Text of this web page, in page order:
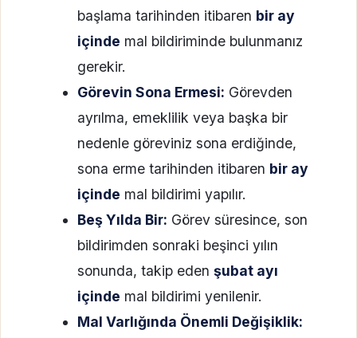
başlama tarihinden itibaren bir ay
içinde mal bildiriminde bulunmanız
gerekir.
Görevin Sona Ermesi: Görevden
ayrılma, emeklilik veya başka bir
nedenle göreviniz sona erdiğinde,
sona erme tarihinden itibaren bir ay
içinde mal bildirimi yapılır.
Beş Yılda Bir: Görev süresince, son
bildirimden sonraki beşinci yılın
sonunda, takip eden şubat ayı
içinde mal bildirimi yenilenir.
Mal Varlığında Önemli Değişiklik: